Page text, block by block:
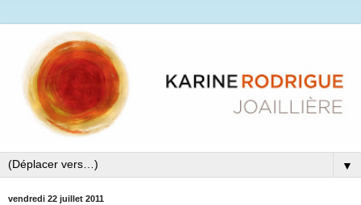
▼
vendredi 22 juillet 2011